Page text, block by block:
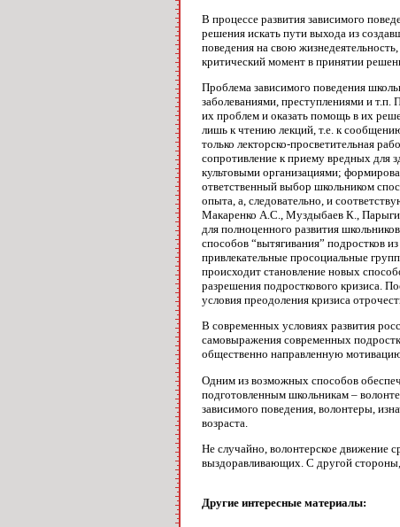
В процессе развития зависимого
решения искать пути выхода из
поведения на свою
критический момент в принятии
Проблема зависимого поведения
заболеваниями, преступлениями и т.п.
их проблем и оказать помощь в их
лишь к чтению лекций, т.е. к
только лекторско-просветительная
сопротивление к приему вредных для
культовыми организациями;
ответственный выбор школьником
опыта, а, следовательно, и
Макаренко А.С., Муздыбаев К.,
для полноценного развития
способов “вытягивания” подростков
привлекательные просоциальные
происходит становление новых
разрешения подросткового кризиса.
условия преодоления кризиса
В современных условиях развития
самовыражения современных
общественно направленную
Одним из возможных способов
подготовленным школьникам –
зависимого поведения, волонтеры,
возраста.
Не случайно, волонтерское движение
выздоравливающих. С другой стороны,
Другие интересные материалы: